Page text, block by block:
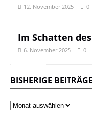
12. November 2025 0
Im Schatten
6. November 2025 0
BISHERIGE BEITRÄGE